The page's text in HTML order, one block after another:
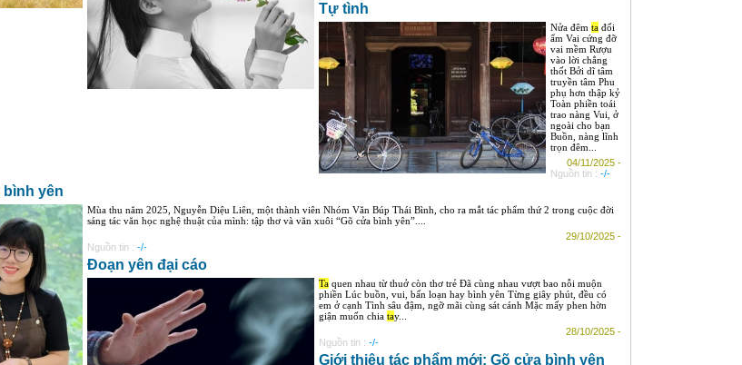
Tự tình
Nửa đêm ta đối
ẩm Vai cứng đỡ
vai mềm Rượu
vào lời chẳng
thốt Bởi dĩ tâm
truyền tâm Phu
phụ hơn thập kỷ
Toàn phiền toái
trao nàng Vui, ở
ngoài cho bạn
Buồn, nàng lĩnh
trọn đêm...
04/11/2025 -
Nguồn tin : -/-
bình yên
Mùa thu năm 2025, Nguyễn Diệu Liên, một thành viên Nhóm Văn Búp Thái Bình, cho ra mắt tác phẩm thứ 2 trong cuộc đời
sáng tác văn học nghệ thuật của mình: tập thơ và văn xuôi “Gõ cửa bình yên”....
29/10/2025 -
Nguồn tin : -/-
Đoạn yên đại cáo
Ta quen nhau từ thuở còn thơ trẻ Đã cùng nhau vượt bao nỗi muộn
phiền Lúc buồn, vui, bấn loạn hay bình yên Từng giây phút, đều có
em ở cạnh Tình sâu đậm, ngỡ mãi cùng sát cánh Mặc mấy phen hờn
giận muốn chia tay...
28/10/2025 -
Nguồn tin : -/-
Giới thiệu tác phẩm mới: Gõ cửa bình yên